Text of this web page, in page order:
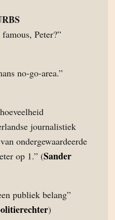
Peter?”
no-go-area.”
journalistiek
ondergewaardeerde
op 1.” (Sander
publiek belang”
)